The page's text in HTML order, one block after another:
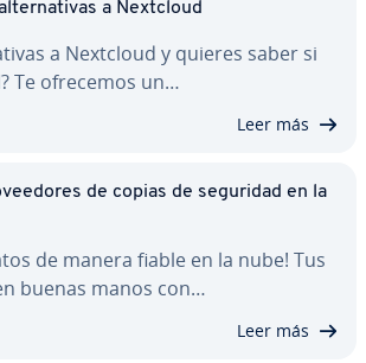
a Nextcloud
a Nextcloud y quieres saber si
Te ofrecemos un…
Leer más
de copias de seguridad en la
de manera fiable en la nube! Tus
buenas manos con…
Leer más